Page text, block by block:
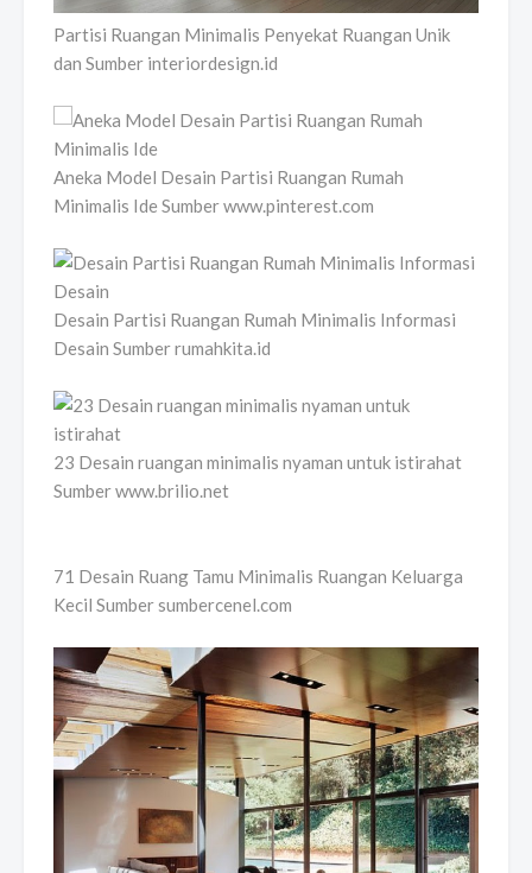
Partisi Ruangan Minimalis Penyekat Ruangan Unik
dan Sumber interiordesign.id
Aneka Model Desain Partisi Ruangan Rumah
Minimalis Ide Sumber www.pinterest.com
Desain Partisi Ruangan Rumah Minimalis Informasi
Desain Sumber rumahkita.id
23 Desain ruangan minimalis nyaman untuk istirahat
Sumber www.brilio.net
71 Desain Ruang Tamu Minimalis Ruangan Keluarga
Kecil Sumber sumbercenel.com